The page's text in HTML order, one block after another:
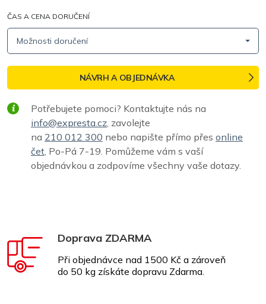
Potřebujete pomoci? Kontaktujte nás na
info@expresta.cz, zavolejte
na 210 012 300 nebo napište přímo přes online
čet, Po-Pá 7-19. Pomůžeme vám s vaší
objednávkou a zodpovíme všechny vaše dotazy.
ČAS A CENA DORUČENÍ
Možnosti doručení
NÁVRH A OBJEDNÁVKA
Doprava ZDARMA
Při objednávce nad 1500 Kč a zároveň
do 50 kg získáte dopravu Zdarma.